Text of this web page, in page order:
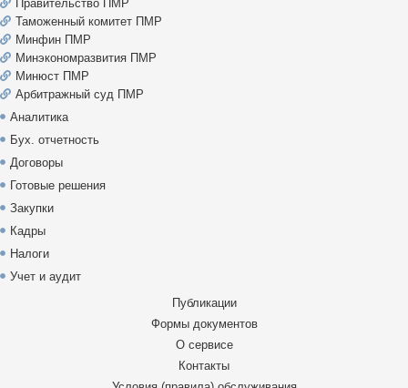
Правительство ПМР
Таможенный комитет ПМР
Минфин ПМР
Минэкономразвития ПМР
Минюст ПМР
Арбитражный суд ПМР
Аналитика
Бух. отчетность
Договоры
Готовые решения
Закупки
Кадры
Налоги
Учет и аудит
Публикации
Формы документов
О сервисе
Контакты